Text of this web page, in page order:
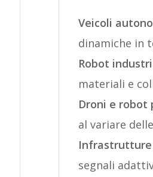
Veicoli
dinamiche in
Robot
materiali e
Droni e robot
al variare
segnali